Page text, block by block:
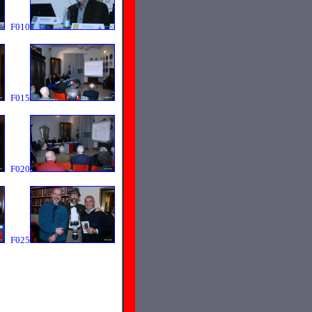
F010
F015
F020
F025